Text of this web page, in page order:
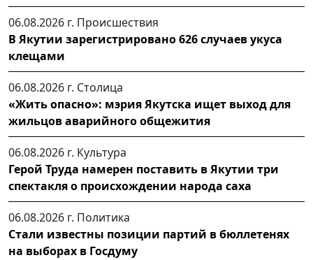
06.08.2026 г. Происшествия
В Якутии зарегистрировано 626 случаев укуса
клещами
06.08.2026 г. Столица
«Жить опасно»: мэрия Якутска ищет выход для
жильцов аварийного общежития
06.08.2026 г. Культура
Герой Труда намерен поставить в Якутии три
спектакля о происхождении народа саха
06.08.2026 г. Политика
Стали известны позиции партий в бюллетенях
на выборах в Госдуму